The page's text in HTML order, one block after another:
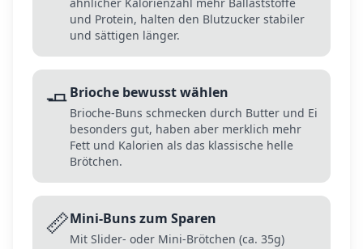
und Protein, halten den Blutzucker stabiler
und sättigen länger.
🧈Brioche bewusst wählen
Brioche-Buns schmecken durch Butter und Ei
besonders gut, haben aber merklich mehr
Fett und Kalorien als das klassische helle
Brötchen.
📏Mini-Buns zum Sparen
Mit Slider- oder Mini-Brötchen (ca. 35g)